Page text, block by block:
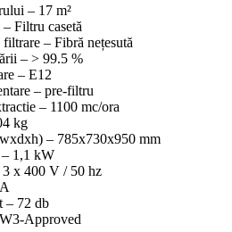
– 17 m²
Filtru casetă
– Fibră nețesută
– > 99.5 %
– E12
– pre-filtru
– 1100 mc/ora
kg
– 785x730x950 mm
– 1,1 kW
x 400 V / 50 hz
– 72 db
Approved